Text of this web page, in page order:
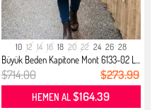
10 12 14 16 18 20 22 24 26 28
Büyük Beden Kapitone Mont 6133-02 L...
$714.00 $273.99
HEMEN AL$164.39